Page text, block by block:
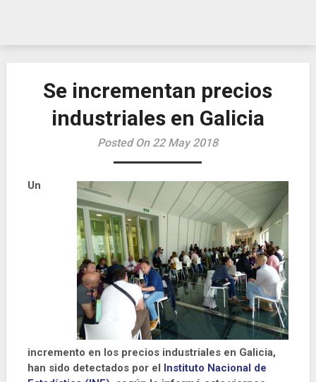
Se incrementan precios
industriales en Galicia
Posted On 22 May 2018
Un
incremento en los precios industriales en Galicia,
han sido detectados por el Instituto Nacional de